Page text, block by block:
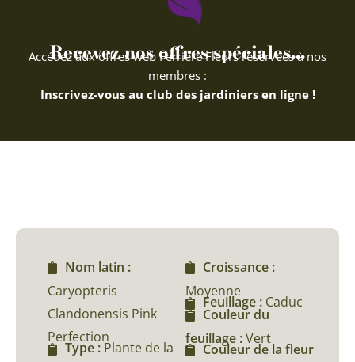
Recevez nos offres spéciales...
Accédez aux offres web Ferriere Fleurs réservées à nos
membres :
Inscrivez-vous au club des jardiniers en ligne !
Nom latin :
Caryopteris
Clandonensis Pink
Perfection
Type : Plante de la
Croissance :
Moyenne
Feuillage : Caduc
Couleur du
feuillage :Vert
Couleur de la fleur